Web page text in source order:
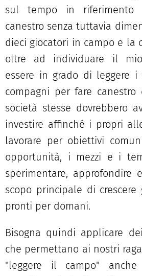
sul tempo in
canestro senza tuttavia
dieci giocatori in campo e la
oltre ad individuare il
essere in grado di leggere i
compagni per fare
società stesse dovrebbero
investire affinché i propri
lavorare per obiettivi
opportunità, i mezzi e i
sperimentare, approfondire
scopo principale di crescere
pronti per domani.
Bisogna quindi applicare
che permettano ai nostri
"leggere il campo"